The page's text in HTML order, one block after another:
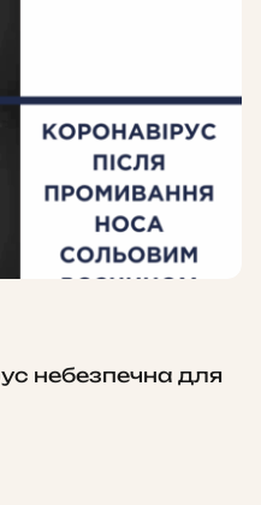
небезпечна для